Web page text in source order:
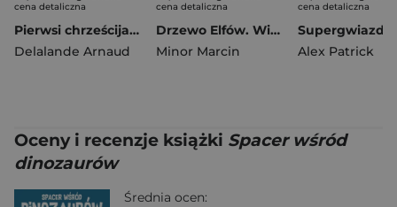
cena detaliczna
Pierwsi chrześcijanie
Delalande Arnaud
cena detaliczna
Drzewo Elfów. Wielka magiczna wyszukiwanka
Minor Marcin
cena detaliczna
Alex Patrick
Oceny i recenzje książki Spacer wśród
dinozaurów
Średnia ocen: